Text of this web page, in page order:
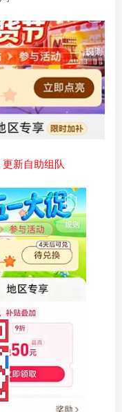
更新自助组队